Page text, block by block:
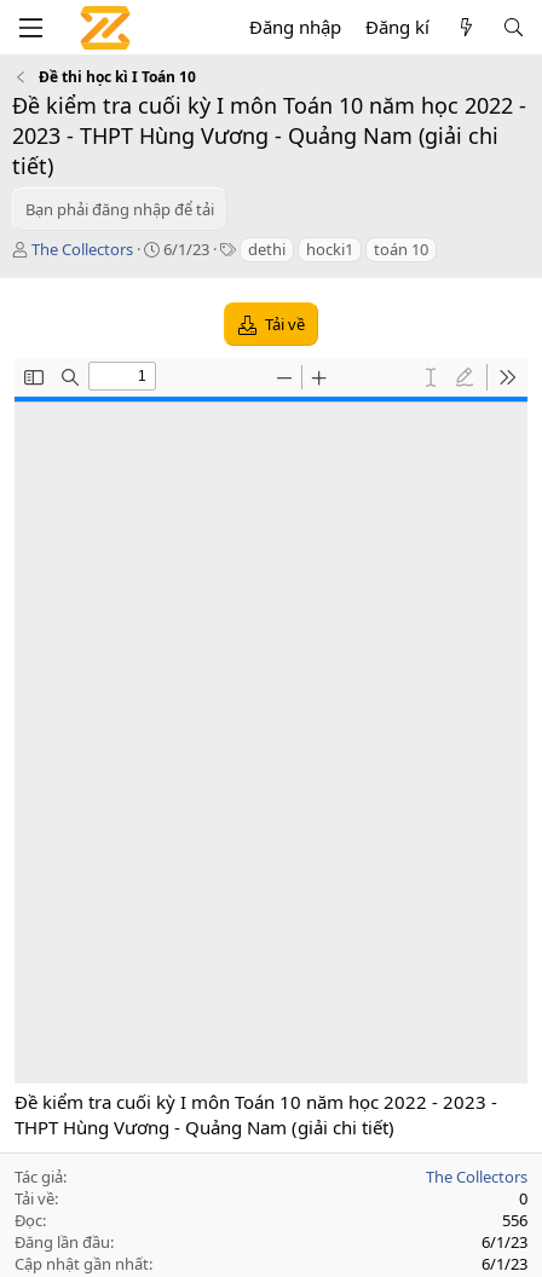
Đăng nhập Đăng kí
Đề thi học kì I Toán 10
Đề kiểm tra cuối kỳ I môn Toán 10 năm học 2022 -
2023 - THPT Hùng Vương - Quảng Nam (giải chi
tiết)
Bạn phải đăng nhập để tải
T
The Collectors
C
n
6/1/23
T
s
dethi hocki1 toán 10
Tải về
Đề kiểm tra cuối kỳ I môn Toán 10 năm học 2022 - 2023 -
THPT Hùng Vương - Quảng Nam (giải chi tiết)
Tác giả
The Collectors
Tải về
0
Đọc
556
Đăng lần đầu
6/1/23
Cập nhật gần nhất
6/1/23